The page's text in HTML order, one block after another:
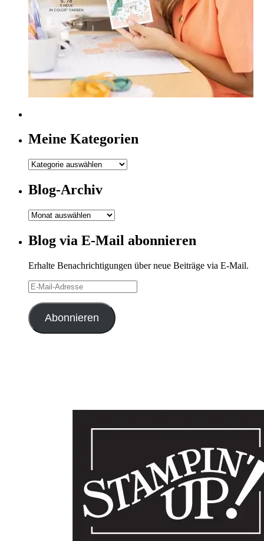
Meine Kategorien
Meine
Blog-Archiv
Blog-
Blog via E-Mail abonnieren
Erhalte Benachrichtigungen über neue Beiträge via E-Mail.
E-
Mail-
Adresse
Abonnieren